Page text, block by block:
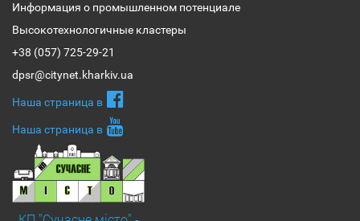
Информация о промышленном потенциале
Высокотехнологичные кластеры
+38 (057) 725-29-21
dpsr@citynet.kharkiv.ua
Наша страница в
Наша страница в